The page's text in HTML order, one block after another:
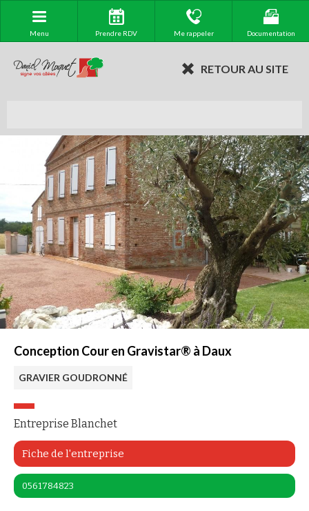
Menu Prendre RDV Me rappeler Documentation
RETOUR AU SITE
Conception Cour en Gravistar® à Daux
GRAVIER GOUDRONNÉ
Entreprise Blanchet
Fiche de l'entreprise
0561784823